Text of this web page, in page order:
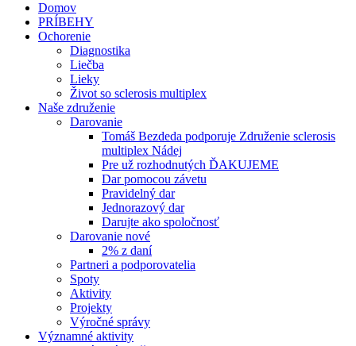
Domov
PRÍBEHY
Ochorenie
Diagnostika
Liečba
Lieky
Život so sclerosis multiplex
Naše združenie
Darovanie
Tomáš Bezdeda podporuje Združenie sclerosis
multiplex Nádej
Pre už rozhodnutých ĎAKUJEME
Dar pomocou závetu
Pravidelný dar
Jednorazový dar
Darujte ako spoločnosť
Darovanie nové
2% z daní
Partneri a podporovatelia
Spoty
Aktivity
Projekty
Výročné správy
Významné aktivity